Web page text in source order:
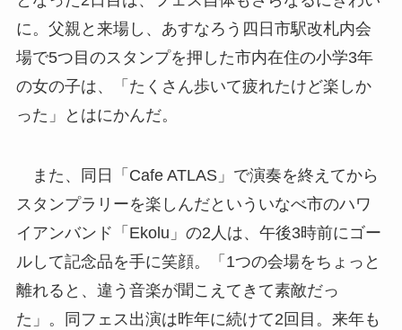
に。父親と来場し、あすなろう四日市駅改札内会
場で5つ目のスタンプを押した市内在住の小学3年
の女の子は、「たくさん歩いて疲れたけど楽しか
った」とはにかんだ。
また、同日「Cafe ATLAS」で演奏を終えてから
スタンプラリーを楽しんだといういなべ市のハワ
イアンバンド「Ekolu」の2人は、午後3時前にゴー
ルして記念品を手に笑顔。「1つの会場をちょっと
離れると、違う音楽が聞こえてきて素敵だっ
た」。同フェス出演は昨年に続けて2回目。来年も